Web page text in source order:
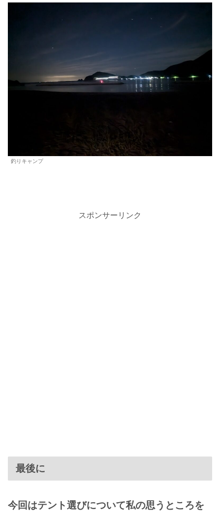
釣りキャンプ
スポンサーリンク
最後に
今回はテント選びについて私の思うところを